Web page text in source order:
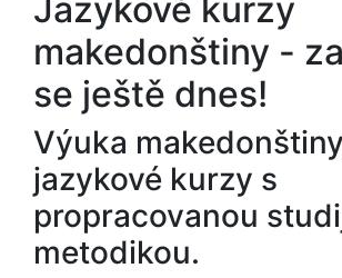
Jazykové kurzy
makedonštiny -
se ještě dnes!
Výuka
jazykové kurzy s
propracovanou
metodikou.